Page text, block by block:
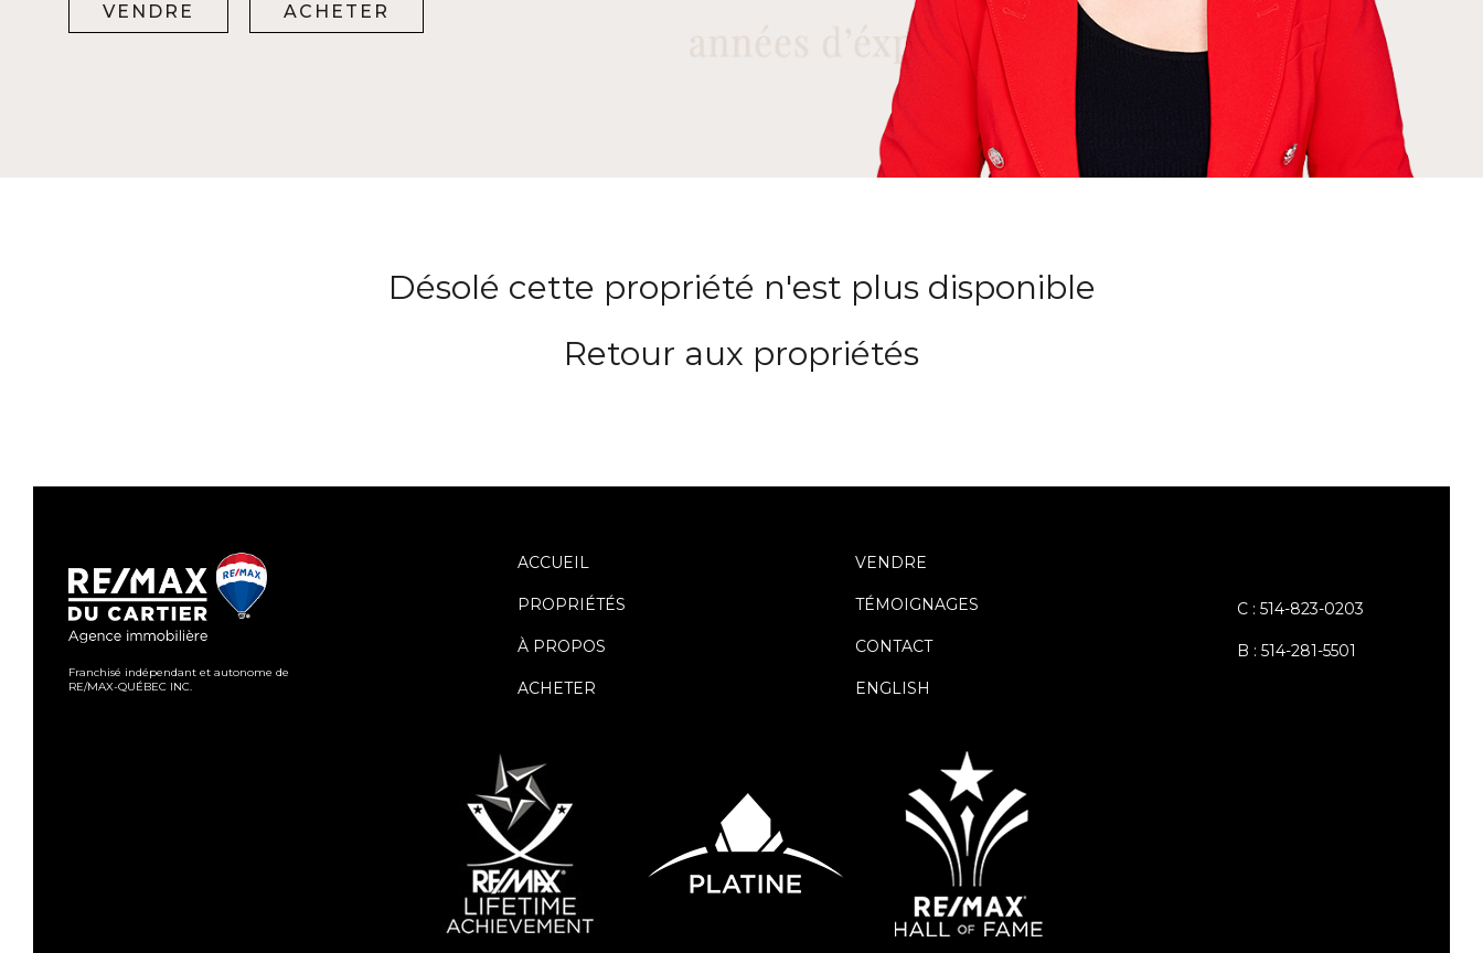
VENDRE ACHETER
Désolé cette propriété n'est plus disponible
Retour aux propriétés
Franchisé indépendant et autonome de
RE/MAX-QUÉBEC INC.
ACCUEIL
PROPRIÉTÉS
À PROPOS
ACHETER
VENDRE
TÉMOIGNAGES
CONTACT
ENGLISH
C : 514-823-0203
B : 514-281-5501